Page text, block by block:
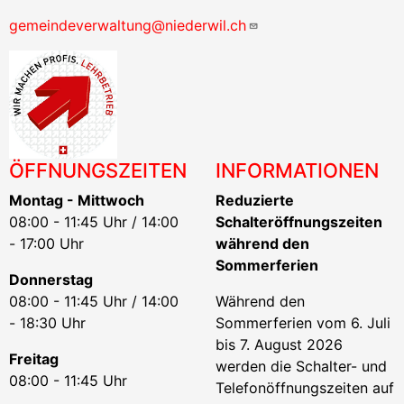
gemeindeverwaltung@niederwil.ch
ÖFFNUNGSZEITEN
Montag - Mittwoch
08:00 - 11:45 Uhr / 14:00
- 17:00 Uhr
Donnerstag
08:00 - 11:45 Uhr / 14:00
- 18:30 Uhr
Freitag
08:00 - 11:45 Uhr
INFORMATIONEN
Reduzierte
Schalteröffnungszeiten
während den
Sommerferien
Während den
Sommerferien vom 6. Juli
bis 7. August 2026
werden die Schalter- und
Telefonöffnungszeiten auf